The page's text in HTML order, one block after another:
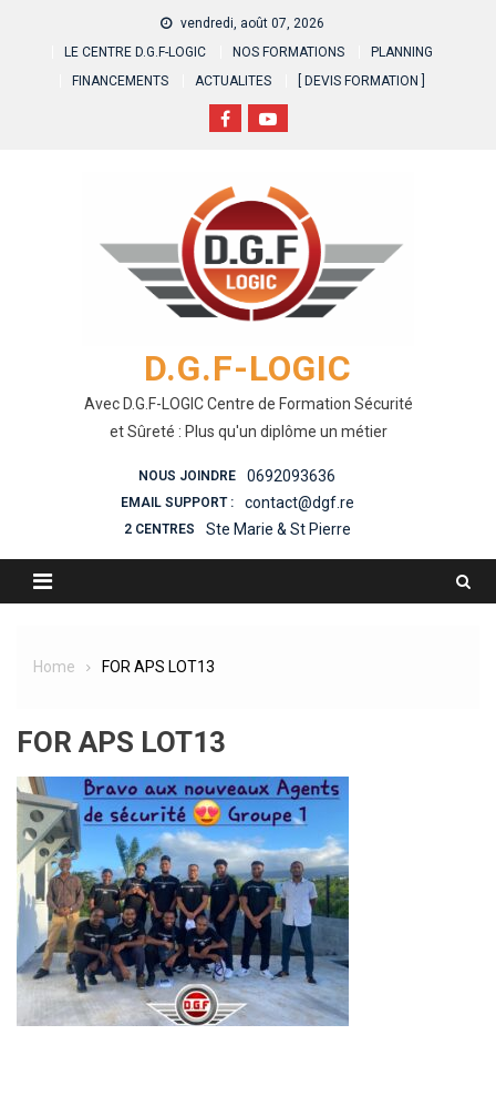
vendredi, août 07, 2026
LE CENTRE D.G.F-LOGIC
NOS FORMATIONS
PLANNING
FINANCEMENTS
ACTUALITES [ DEVIS FORMATION ]
D.G.F-LOGIC
Avec D.G.F-LOGIC Centre de Formation Sécurité
et Sûreté : Plus qu'un diplôme un métier
NOUS JOINDRE 0692093636
EMAIL SUPPORT : contact@dgf.re
2 CENTRES Ste Marie & St Pierre
Home FOR APS LOT13
FOR APS LOT13